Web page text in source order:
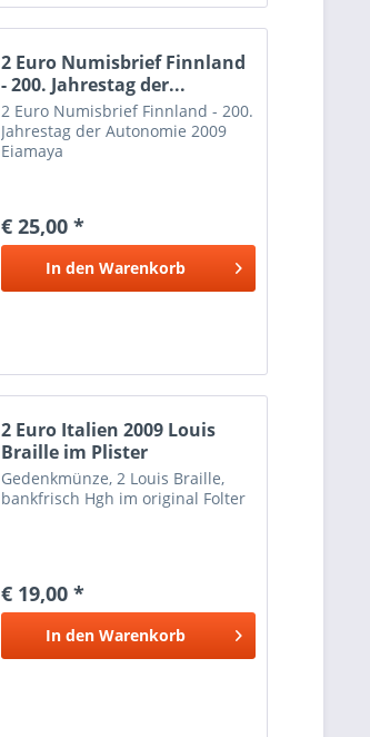
2 Euro Numisbrief Finnland
- 200. Jahrestag der...
2 Euro Numisbrief Finnland - 200.
Jahrestag der Autonomie 2009
Eiamaya
€ 25,00 *
In den Warenkorb
2 Euro Italien 2009 Louis
Braille im Plister
Gedenkmünze, 2 Louis Braille,
bankfrisch Hgh im original Folter
€ 19,00 *
In den Warenkorb